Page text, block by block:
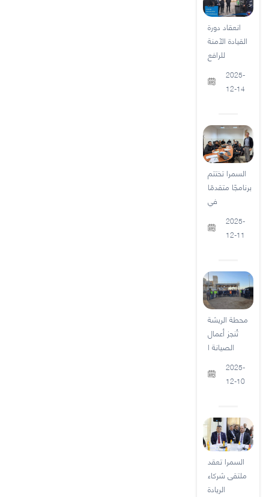
انعقاد دورة
القيادة الآمنة
للرافع
2025-
12-14
السمرا تختتم
برنامجًا متقدمًا
في
2025-
12-11
محطة الريشة
تُنجز أعمال
الصيانة ا
2025-
12-10
السمرا تعقد
ملتقى شركاء
الريادة